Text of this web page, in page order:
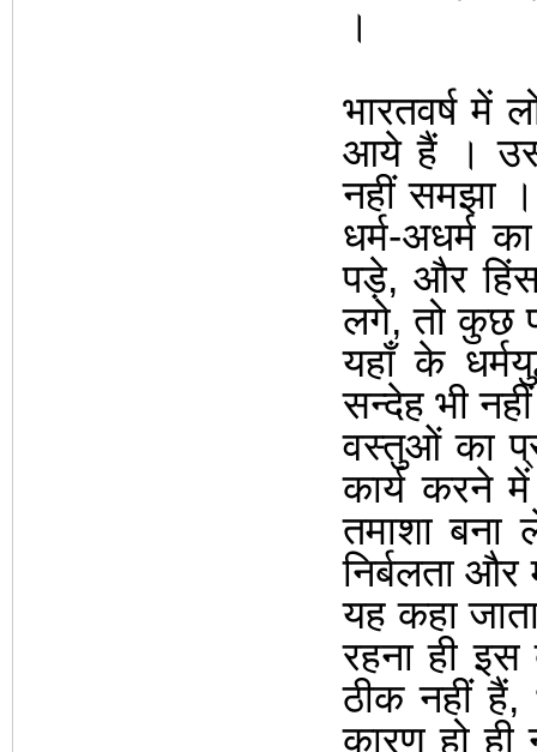
।
भारतवर्ष में
आये हैं
।
नहीं समझा
धर्म-अधर्म
पड़े, और
लगे,तो कुछ
यहाँ के
सन्देह भी
वस्तुओं का
कार्य करने
तमाशा
निर्बलता
यह कहा
रहना ही
ठीक नहीं हैं,
कारण हो